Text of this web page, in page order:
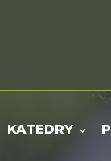
KATEDRY